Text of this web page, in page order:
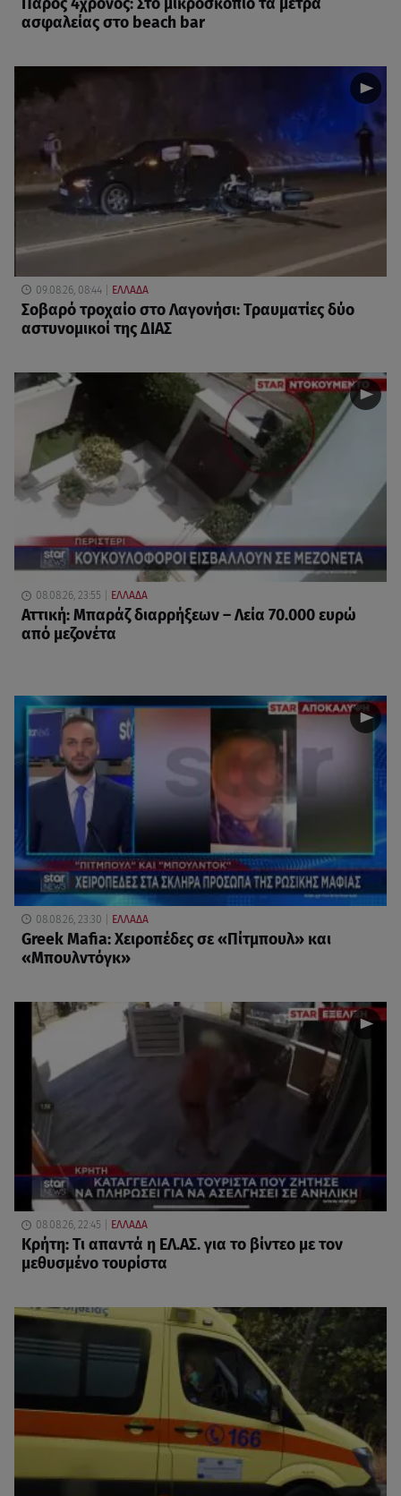
Πάρος 4χρονος: Στο μικροσκόπιο τα μέτρα
ασφαλείας στο beach bar
09.08.26, 08:44 ΕΛΛΑΔΑ
Σοβαρό τροχαίο στο Λαγονήσι: Τραυματίες δύο
αστυνομικοί της ΔΙΑΣ
08.08.26, 23:55 ΕΛΛΑΔΑ
Αττική: Μπαράζ διαρρήξεων – Λεία 70.000 ευρώ
από μεζονέτα
08.08.26, 23:30 ΕΛΛΑΔΑ
Greek Mafia: Χειροπέδες σε «Πίτμπουλ» και
«Μπουλντόγκ»
08.08.26, 22:45 ΕΛΛΑΔΑ
Κρήτη: Τι απαντά η ΕΛ.ΑΣ. για το βίντεο με τον
μεθυσμένο τουρίστα